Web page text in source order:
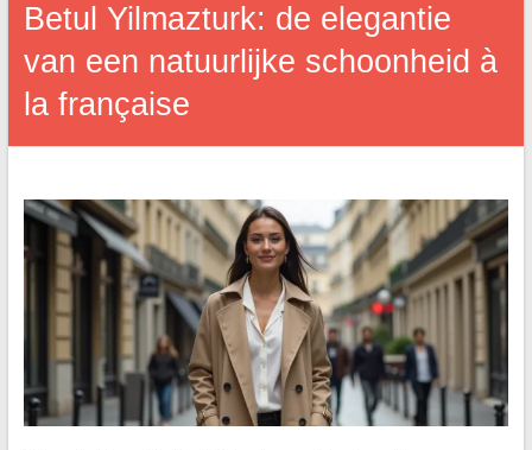
Betul Yilmazturk: de elegantie
van een natuurlijke schoonheid à
la française